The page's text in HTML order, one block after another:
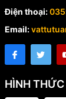
Điện thoại:
Email:
HÌNH